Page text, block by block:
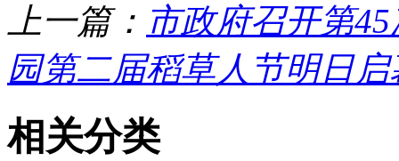
上一篇： 市政府召开第
园第二届稻草人节明日启
相关分类